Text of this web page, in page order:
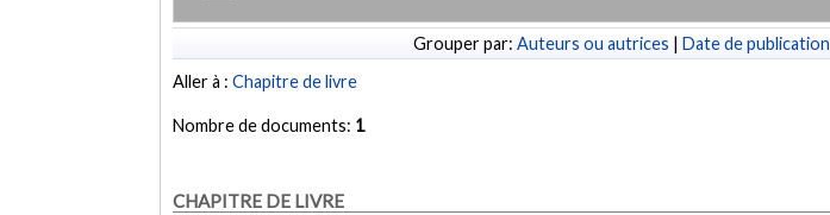
Grouper par: Auteurs ou autrices | Date de publication
Aller à :Chapitre de livre
Nombre de documents: 1
CHAPITRE DE LIVRE